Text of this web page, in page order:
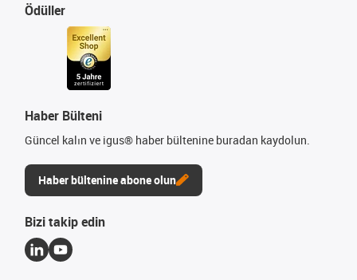
Ödüller
Haber Bülteni
Güncel kalın ve igus® haber bültenine buradan kaydolun.
Haber bültenine abone olun
Bizi takip edin